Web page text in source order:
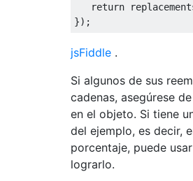
return
jsFiddle .
Si algunos de sus
cadenas, asegúrese
en el objeto. Si tiene
del ejemplo, es decir,
porcentaje, puede
lograrlo.